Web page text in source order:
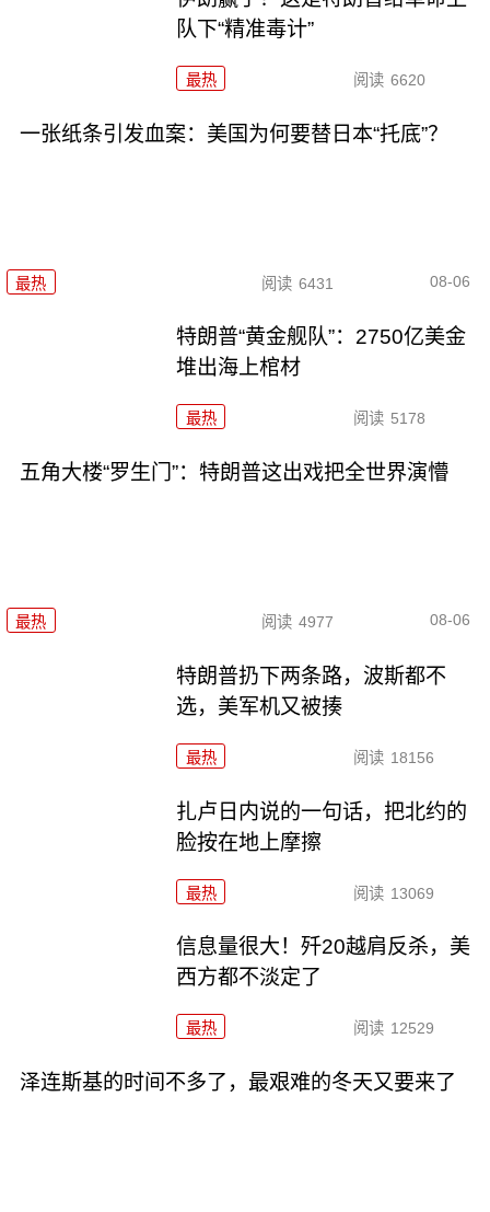
队下“精准毒计”
最热 阅读 6620
一张纸条引发血案：美国为何要替日本“托底”？
最热 阅读 6431 08-06
特朗普“黄金舰队”：2750亿美金
堆出海上棺材
最热 阅读 5178
五角大楼“罗生门”：特朗普这出戏把全世界演懵
最热 阅读 4977 08-06
特朗普扔下两条路，波斯都不
选，美军机又被揍
最热 阅读 18156
扎卢日内说的一句话，把北约的
脸按在地上摩擦
最热 阅读 13069
信息量很大！歼20越肩反杀，美
西方都不淡定了
最热 阅读 12529
泽连斯基的时间不多了，最艰难的冬天又要来了